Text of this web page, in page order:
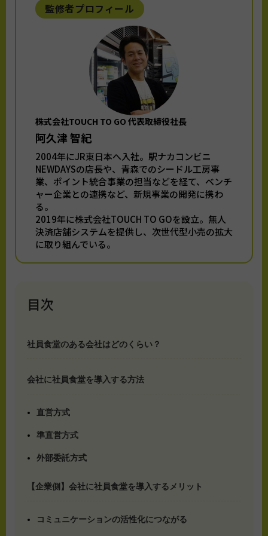
監修者プロフィール
株式会社TOUCH TO GO 代表取締役社長
阿久津 智紀
2004年にJR東日本へ入社。駅ナカコンビニ
NEWDAYSの店長や、青森でのシードル工房事
業、ポイント統合事業の担当などを経て、ベンチ
ャー企業との連携など、新規事業の開発に携わ
る。
2019年に株式会社TOUCH TO GOを設立。無人
決済店舗システムを提供し、次世代型小売の拡大
に取り組んでいる。
目次
社員食堂のある会社はどのくらい？
会社に社員食堂を導入する方法
直営方式
準直営方式
外部委託方式
【企業側】会社に社員食堂を導入するメリット
コミュニケーションの活性化につながる